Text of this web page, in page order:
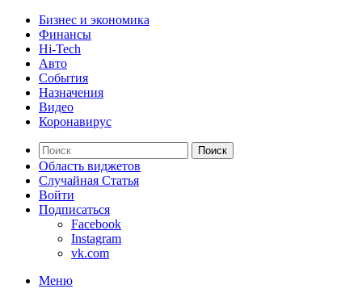
Бизнес и экономика
Финансы
Hi-Tech
Авто
События
Назначения
Видео
Коронавирус
Поиск
Область виджетов
Случайная Статья
Войти
Подписаться
Facebook
Instagram
vk.com
Меню